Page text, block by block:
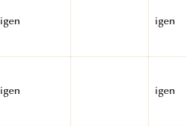
igen igen
igen igen